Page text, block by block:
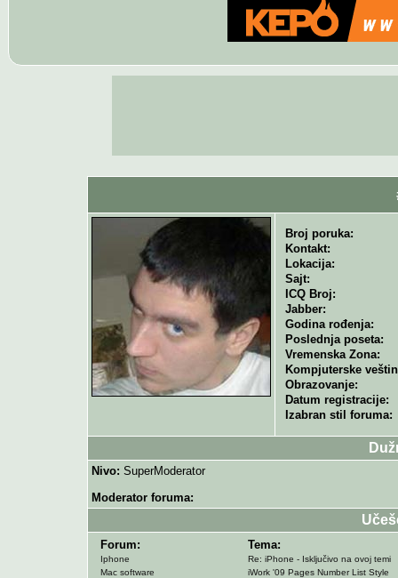
Broj poruka:
Kontakt:
Lokacija:
Sajt:
ICQ Broj:
Jabber:
Godina rođenja:
Poslednja poseta:
Vremenska Zona:
Kompjuterske
Obrazovanje:
Datum registracije:
Izabran stil foruma:
Nivo: SuperModerator
Moderator foruma:
Forum: Tema:
Iphone
Re: iPhone - Isključivo na ovoj temi
Mac software
iWork '09 Pages Number List Style